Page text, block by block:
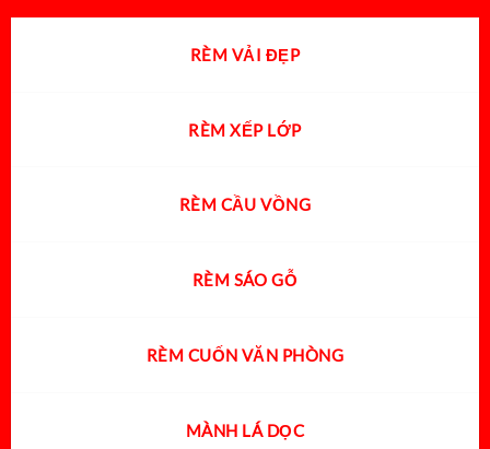
RÈM VẢI ĐẸP
RÈM XẾP LỚP
RÈM CẦU VỒNG
RÈM SÁO GỖ
RÈM CUỐN VĂN PHÒNG
MÀNH LÁ DỌC